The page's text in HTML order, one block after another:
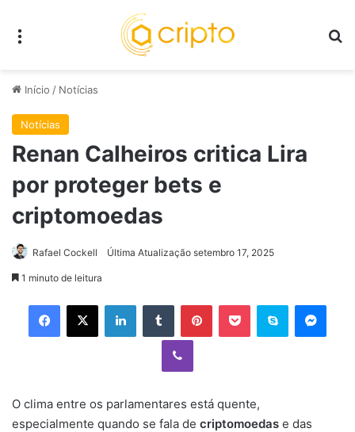
Início / Notícias
Notícias
Renan Calheiros critica Lira
por proteger bets e
criptomoedas
Rafael Cockell Última Atualização setembro 17, 2025
1 minuto de leitura
Facebook
X LinkedinTumblr PinterestPocket Skype
Viber
O clima entre os parlamentares está quente,
especialmente quando se fala de criptomoedas e das